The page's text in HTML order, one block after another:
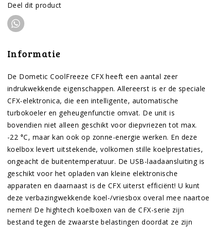
Deel dit product
Informatie
De Dometic CoolFreeze CFX heeft een aantal zeer
indrukwekkende eigenschappen. Allereerst is er de speciale
CFX-elektronica, die een intelligente, automatische
turbokoeler en geheugenfunctie omvat. De unit is
bovendien niet alleen geschikt voor diepvriezen tot max.
-22 °C, maar kan ook op zonne-energie werken. En deze
koelbox levert uitstekende, volkomen stille koelprestaties,
ongeacht de buitentemperatuur. De USB-laadaansluiting is
geschikt voor het opladen van kleine elektronische
apparaten en daarnaast is de CFX uiterst efficiënt! U kunt
deze verbazingwekkende koel-/vriesbox overal mee naartoe
nemen! De hightech koelboxen van de CFX-serie zijn
bestand tegen de zwaarste belastingen doordat ze zijn